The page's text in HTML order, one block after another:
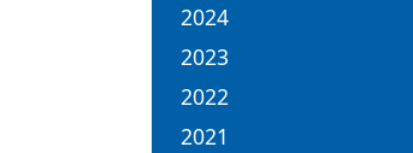
2024
2023
2022
2021